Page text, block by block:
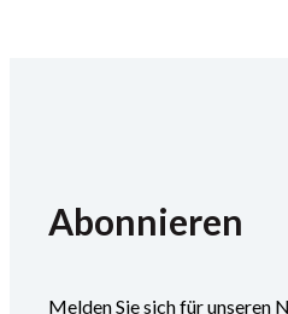
Abonnieren
Melden Sie sich für